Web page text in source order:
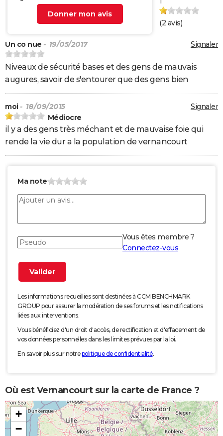
Donner mon avis
(2 avis)
Signaler
Un co nue - 19/05/2017
Niveaux de sécurité bases et des gens de mauvais
augures, savoir de s'entourer que des gens bien
Signaler
moi - 18/09/2015
Médiocre
il y a des gens très méchant et de mauvaise foie qui
rende la vie dur a la population de vernancourt
Ma note
Vous êtes membre ?
Connectez-vous
Les informations recueillies sont destinées à CCM BENCHMARK
GROUP pour assurer la modération de ses forums et les notifications
liées aux interventions.
Vous bénéficiez d'un droit d'accès, de rectification et d'effacement de
vos données personnelles dans les limites prévues par la loi.
En savoir plus sur notrepolitique de confidentialité.
Où est Vernancourt sur la carte de France ?
+
−